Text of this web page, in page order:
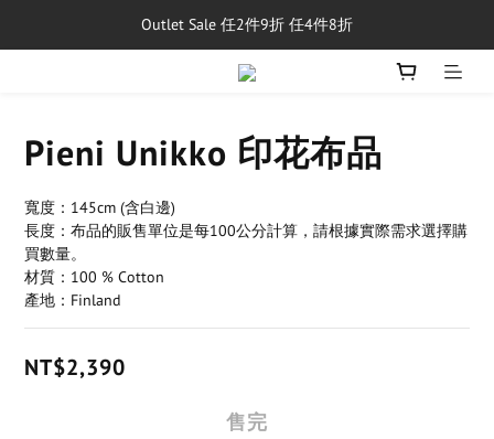
單筆消費滿$5,000享免運費
Outlet Sale 任2件9折 任4件8折
8/1~8/31，新品與經典商品滿額$10,000 現折$500
Pieni Unikko 印花布品
寬度：145cm (含白邊)
長度：布品的販售單位是每100公分計算，請根據實際需求選擇購
買數量。
材質：100 % Cotton
產地：Finland
NT$2,390
售完